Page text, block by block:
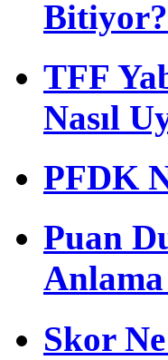
Bitiyor?
TFF
Nasıl
PFDK
Puan
Skor